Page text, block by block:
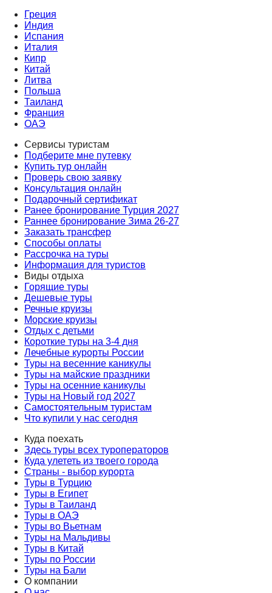
Греция
Индия
Испания
Италия
Кипр
Китай
Литва
Польша
Таиланд
Франция
ОАЭ
Сервисы туристам
Подберите мне путевку
Купить тур онлайн
Проверь свою заявку
Консультация онлайн
Подарочный сертификат
Ранее бронирование Турция 2027
Раннее бронирование Зима 26-27
Заказать трансфер
Способы оплаты
Рассрочка на туры
Информация для туристов
Виды отдыха
Горящие туры
Дешевые туры
Речные круизы
Морские круизы
Отдых с детьми
Короткие туры на 3-4 дня
Лечебные курорты России
Туры на весенние каникулы
Туры на майские праздники
Туры на осенние каникулы
Туры на Новый год 2027
Самостоятельным туристам
Что купили у нас сегодня
Куда поехать
Здесь туры всех туроператоров
Куда улететь из твоего города
Страны - выбор курорта
Туры в Турцию
Туры в Египет
Туры в Таиланд
Туры в ОАЭ
Туры во Вьетнам
Туры на Мальдивы
Туры в Китай
Туры по России
Туры на Бали
О компании